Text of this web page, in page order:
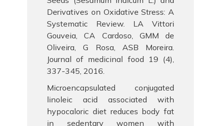
Derivatives on Oxidative Stress: A
Systematic Review. LA Vittori
Gouveia, CA Cardoso, GMM de
Oliveira, G Rosa, ASB Moreira.
Journal of medicinal food 19 (4),
337-345, 2016.
Microencapsulated conjugated
linoleic acid associated with
hypocaloric diet reduces body fat
in sedentary women with